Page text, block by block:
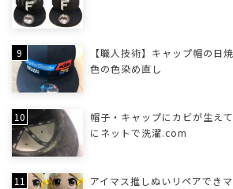
【職人技術】キャップ帽の日
色の色染め直し
帽子・キャップにカビが生え
にネットで洗濯.com
アイマス推しぬいリペアでき